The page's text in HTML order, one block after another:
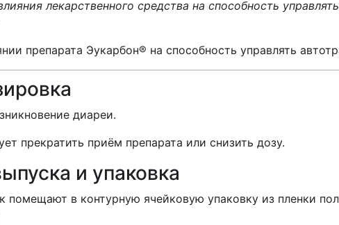
лекарственного средства на способность
препарата Эукарбон® на способность управлять
диареи.
прекратить приём препарата или снизить дозу.
и упаковка
помещают в контурную ячейковую упаковку из пленки